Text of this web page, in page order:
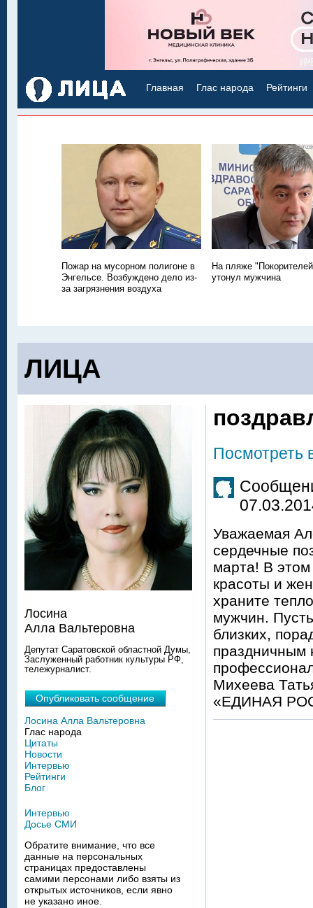
Главная Глас народа Рейтинги
Пожар на мусорном полигоне в
Энгельсе. Возбуждено дело из-
за загрязнения воздуха
На пляже
утонул мужчина
ЛИЦА
Посмотреть
Уважаемая
сердечные
марта! В
красоты и
храните
мужчин.
близких,
праздничным
Михеева
«ЕДИНАЯ
Лосина
Алла Вальтеровна
Депутат Саратовской областной Думы,
Заслуженный работник культуры РФ,
тележурналист.
Опубликовать сообщение
Лосина Алла Вальтеровна
Глас народа
Цитаты
Новости
Интервью
Рейтинги
Блог
Интервью
Досье СМИ
Обратите внимание, что все
данные на персональных
страницах предоставлены
самими персонами либо взяты из
открытых источников, если явно
не указано иное.